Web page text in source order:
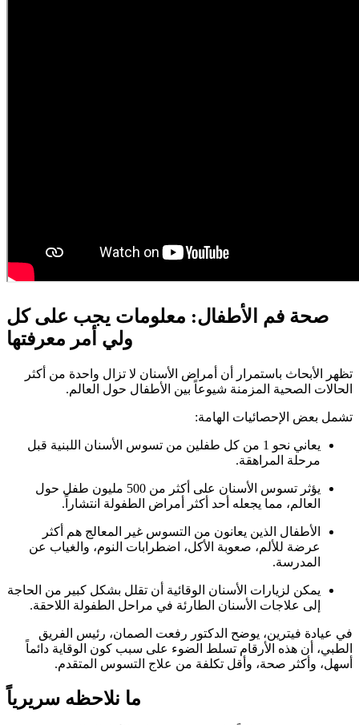
صحة فم الأطفال: معلومات يجب على كل
ولي أمر معرفتها
تظهر الأبحاث باستمرار أن أمراض الأسنان لا تزال واحدة من أكثر
الحالات الصحية المزمنة شيوعاً بين الأطفال حول العالم.
تشمل بعض الإحصائيات الهامة:
يعاني نحو 1 من كل طفلين من تسوس الأسنان اللبنية قبل
مرحلة المراهقة.
يؤثر تسوس الأسنان على أكثر من 500 مليون طفل حول
العالم، مما يجعله أحد أكثر أمراض الطفولة انتشاراً.
الأطفال الذين يعانون من التسوس غير المعالج هم أكثر
عرضة للألم، صعوبة الأكل، اضطرابات النوم، والغياب عن
المدرسة.
يمكن لزيارات الأسنان الوقائية أن تقلل بشكل كبير من الحاجة
إلى علاجات الأسنان الطارئة في مراحل الطفولة اللاحقة.
في عيادة فيترين، يوضح الدكتور رفعت الصمان، رئيس الفريق
الطبي، أن هذه الأرقام تسلط الضوء على سبب كون الوقاية دائماً
أسهل، وأكثر صحة، وأقل تكلفة من علاج التسوس المتقدم.
ما نلاحظه سريرياً